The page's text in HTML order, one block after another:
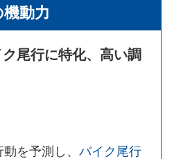
機動力
尾行に特化、高い調
動を予測し、バイク尾行